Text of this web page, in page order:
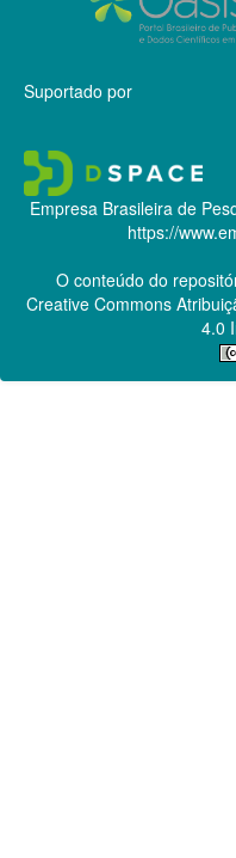
Suportado por
Empresa Brasileira de
https://
O conteúdo do
Creative Commons
4.0